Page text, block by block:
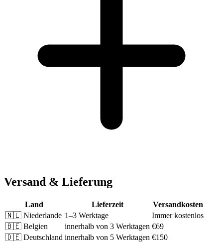
Versand & Lieferung
Land Lieferzeit
Versandkosten
🇳🇱 Niederlande 1–3 Werktage
Immer kostenlos
🇧🇪 Belgien innerhalb von 3 Werktagen €69
🇩🇪 Deutschland innerhalb von 5 Werktagen €150